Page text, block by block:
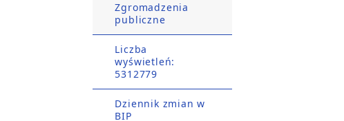
Zgromadzenia
publiczne
Liczba
wyświetleń:
5312779
Dziennik zmian w
BIP